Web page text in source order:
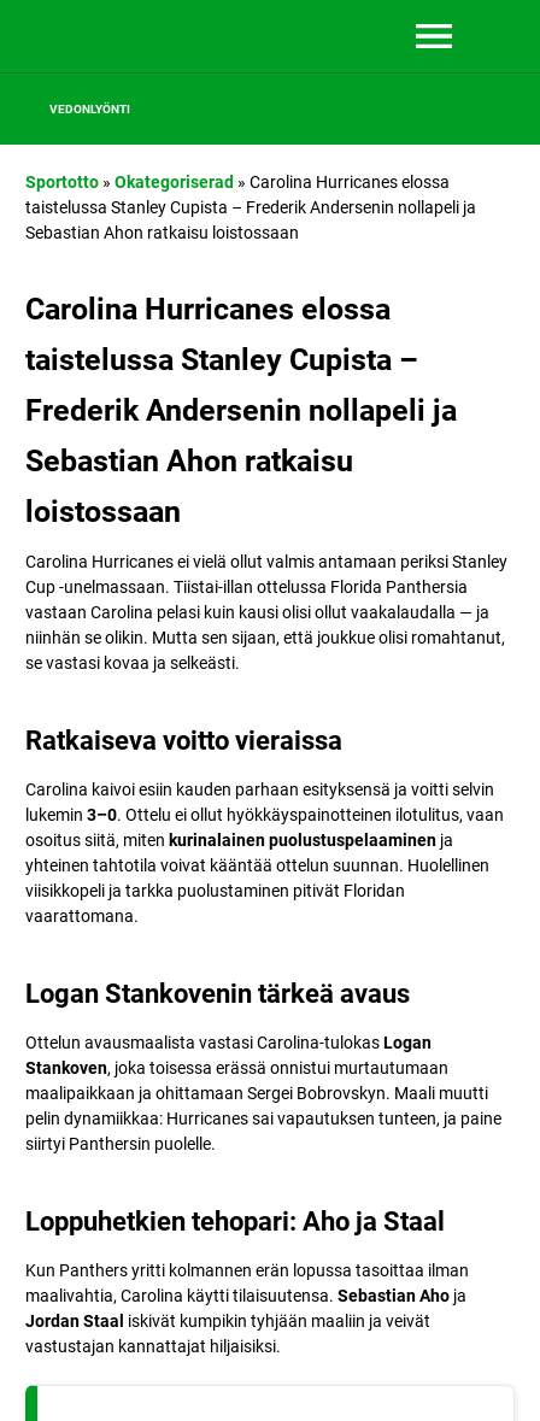
VEDONLYÖNTI
Sportotto » Okategoriserad » Carolina Hurricanes elossa
taistelussa Stanley Cupista – Frederik Andersenin nollapeli ja
Sebastian Ahon ratkaisu loistossaan
Carolina Hurricanes elossa
taistelussa Stanley Cupista –
Frederik Andersenin nollapeli ja
Sebastian Ahon ratkaisu
loistossaan
Carolina Hurricanes ei vielä ollut valmis antamaan periksi Stanley
Cup -unelmassaan. Tiistai-illan ottelussa Florida Panthersia
vastaan Carolina pelasi kuin kausi olisi ollut vaakalaudalla — ja
niinhän se olikin. Mutta sen sijaan, että joukkue olisi romahtanut,
se vastasi kovaa ja selkeästi.
Ratkaiseva voitto vieraissa
Carolina kaivoi esiin kauden parhaan esityksensä ja voitti selvin
lukemin 3–0. Ottelu ei ollut hyökkäyspainotteinen ilotulitus, vaan
osoitus siitä, miten kurinalainen puolustuspelaaminen ja
yhteinen tahtotila voivat kääntää ottelun suunnan. Huolellinen
viisikkopeli ja tarkka puolustaminen pitivät Floridan
vaarattomana.
Logan Stankovenin tärkeä avaus
Ottelun avausmaalista vastasi Carolina-tulokasLogan
Stankoven, joka toisessa erässä onnistui murtautumaan
maalipaikkaan ja ohittamaan Sergei Bobrovskyn. Maali muutti
pelin dynamiikkaa: Hurricanes sai vapautuksen tunteen, ja paine
siirtyi Panthersin puolelle.
Loppuhetkien tehopari: Aho ja Staal
Kun Panthers yritti kolmannen erän lopussa tasoittaa ilman
maalivahtia, Carolina käytti tilaisuutensa. Sebastian Aho ja
Jordan Staal iskivät kumpikin tyhjään maaliin ja veivät
vastustajan kannattajat hiljaisiksi.